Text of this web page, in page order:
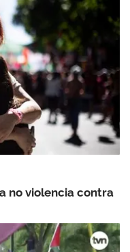
no violencia contra